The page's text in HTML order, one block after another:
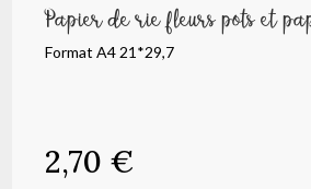
Papier de rie fleurs pots et
Format A4 21*29,7
2,70 €